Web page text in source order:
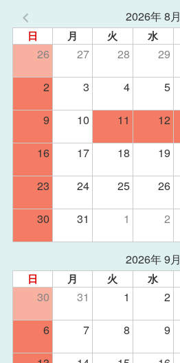
2026年 8月
日 月 火 水
26 27 28 29
2
3 4 5
9 10 11 12
16
17 18 19
23
24 25 26
30
31 1 2
2026年 9月
日 月 火 水
30 31 1 2
6
7 8 9